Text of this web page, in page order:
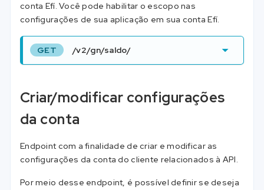
conta Efí. Você pode habilitar o escopo nas
configurações de sua aplicação em sua conta Efí.
GET /v2/gn/saldo/
Criar/modificar configurações
da conta
Endpoint com a finalidade de criar e modificar as
configurações da conta do cliente relacionados à API.
Por meio desse endpoint, é possível definir se deseja